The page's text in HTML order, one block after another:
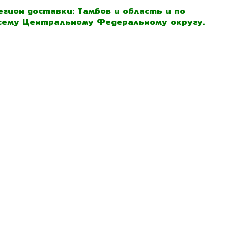
доставки: Тамбов и область и по
Центральному Федеральному округу.